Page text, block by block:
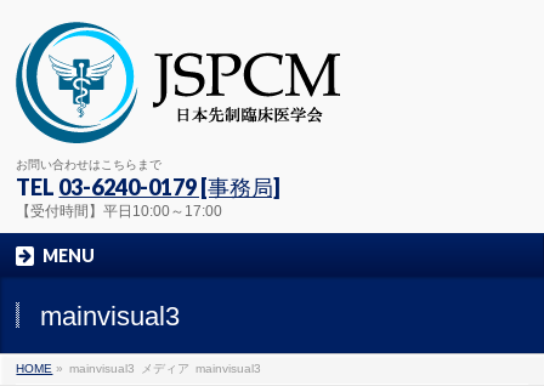
お問い合わせはこちらまで
TEL 03-6240-0179 [事務局]
【受付時間】平日10:00～17:00
MENU
mainvisual3
HOME » mainvisual3 メディア mainvisual3